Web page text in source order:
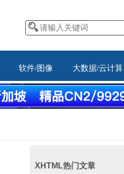
软件/图像 大数据/云计算
XHTML热门文章